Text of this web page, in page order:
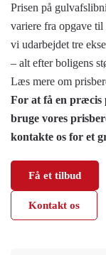
Prisen på
variere fra opgave
vi udarbejdet tre
– alt efter boligens
Læs mere om
For at få en præcis
bruge vores
kontakte os for et
Få et tilbud
Kontakt os